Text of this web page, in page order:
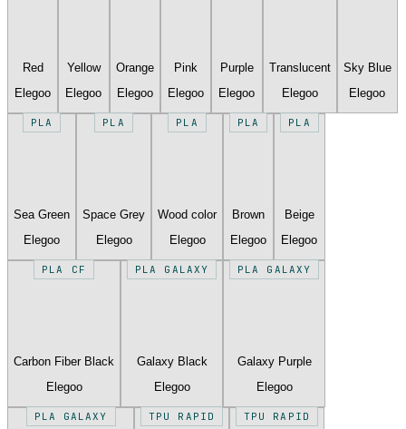
Red
Elegoo
Yellow
Elegoo
Orange
Elegoo
Pink
Elegoo
Purple
Elegoo
Translucent
Elegoo
Sky Blue
Elegoo
PLA
Sea Green
Elegoo
PLA
Space Grey
Elegoo
PLA
Wood color
Elegoo
PLA
Brown
Elegoo
PLA
Beige
Elegoo
PLA CF
Carbon Fiber Black
Elegoo
PLA GALAXY
Galaxy Black
Elegoo
PLA GALAXY
Galaxy Purple
Elegoo
PLA GALAXY TPU RAPID TPU RAPID